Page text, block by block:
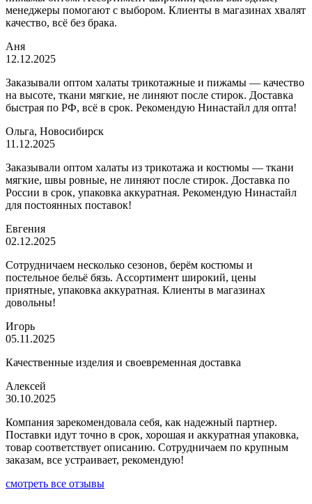
менеджеры помогают с выбором. Клиенты в магазинах хвалят
качество, всё без брака.
Аня
12.12.2025
Заказывали оптом халаты трикотажные и пижамы — качество
на высоте, ткани мягкие, не линяют после стирок. Доставка
быстрая по РФ, всё в срок. Рекомендую Нинастайл для опта!
Ольга, Новосибирск
11.12.2025
Заказывали оптом халаты из трикотажа и костюмы — ткани
мягкие, швы ровные, не линяют после стирок. Доставка по
России в срок, упаковка аккуратная. Рекомендую Нинастайл
для постоянных поставок!
Евгения
02.12.2025
Сотрудничаем несколько сезонов, берём костюмы и
постельное бельё бязь. Ассортимент широкий, цены
приятные, упаковка аккуратная. Клиенты в магазинах
довольны!
Игорь
05.11.2025
Качественные изделия и своевременная доставка
Алексей
30.10.2025
Компания зарекомендовала себя, как надежный партнер.
Поставки идут точно в срок, хорошая и аккуратная упаковка,
товар соответствует описанию. Сотрудничаем по крупным
заказам, все устраивает, рекомендую!
смотреть все отзывы